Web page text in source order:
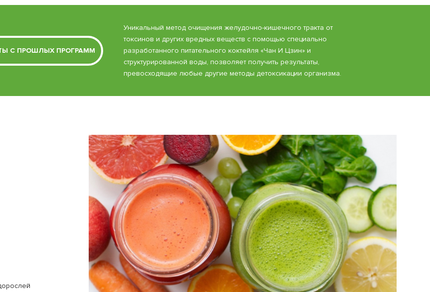
С ПРОШЛЫХ ПРОГРАММ
Уникальный метод очищения желудочно-кишечного тракта от
токсинов и других вредных веществ с помощью специально
разработанного питательного коктейля «Чан И Цзин» и
структурированной воды, позволяет получить результаты,
превосходящие любые другие методы детоксикации организма.